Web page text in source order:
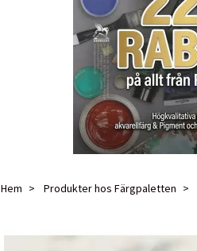
Hem Produkter hos Färgpaletten